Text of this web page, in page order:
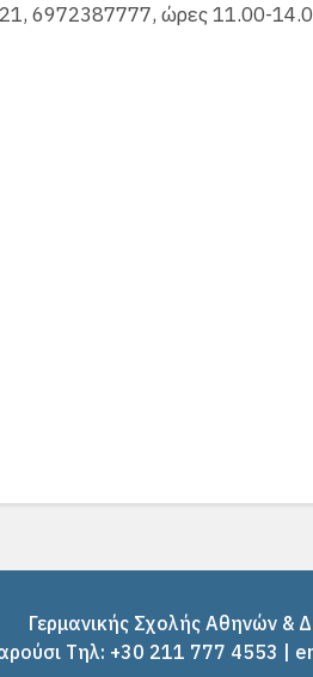
6972387777, ώρες 11.00-
Γερμανικής Σχολής Αθηνών &
Tηλ: +30 211 777 4553 |